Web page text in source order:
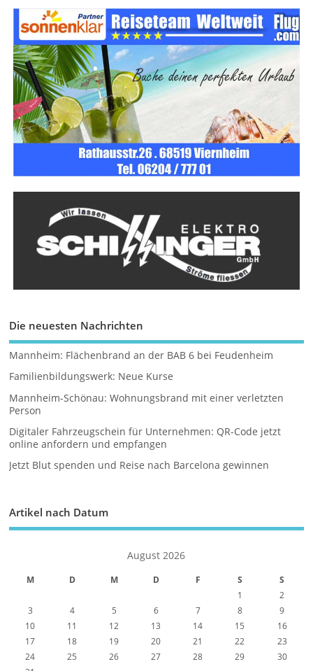
Die neuesten Nachrichten
Mannheim: Flächenbrand an der BAB 6 bei Feudenheim
Familienbildungswerk: Neue Kurse
Mannheim-Schönau: Wohnungsbrand mit einer verletzten
Person
Digitaler Fahrzeugschein für Unternehmen: QR-Code jetzt
online anfordern und empfangen
Jetzt Blut spenden und Reise nach Barcelona gewinnen
Artikel nach Datum
August 2026
M D M D F S
S
1
2
3
4 5 6 7 8
9
10
11 12 13 14 15
16
17
18 19 20 21 22
23
24
25 26 27 28 29
30